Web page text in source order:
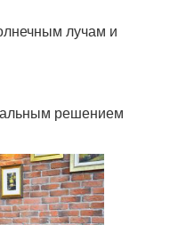
лучам и
решением